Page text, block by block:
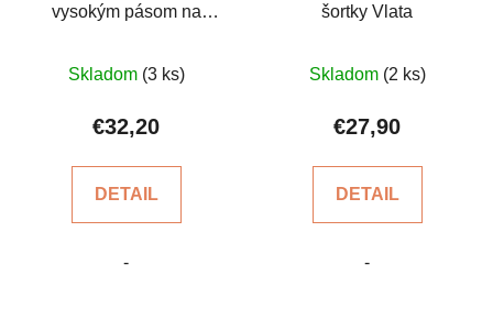
vysokým pásom na
hodnotenie
produktu
z
hviezdičiek.
Skladom (3 ks)
€32,20
DETAIL
-
šortky Vlata
hodnotenie
produktu
z
hviezdičiek.
Skladom (2 ks)
€27,90
DETAIL
-